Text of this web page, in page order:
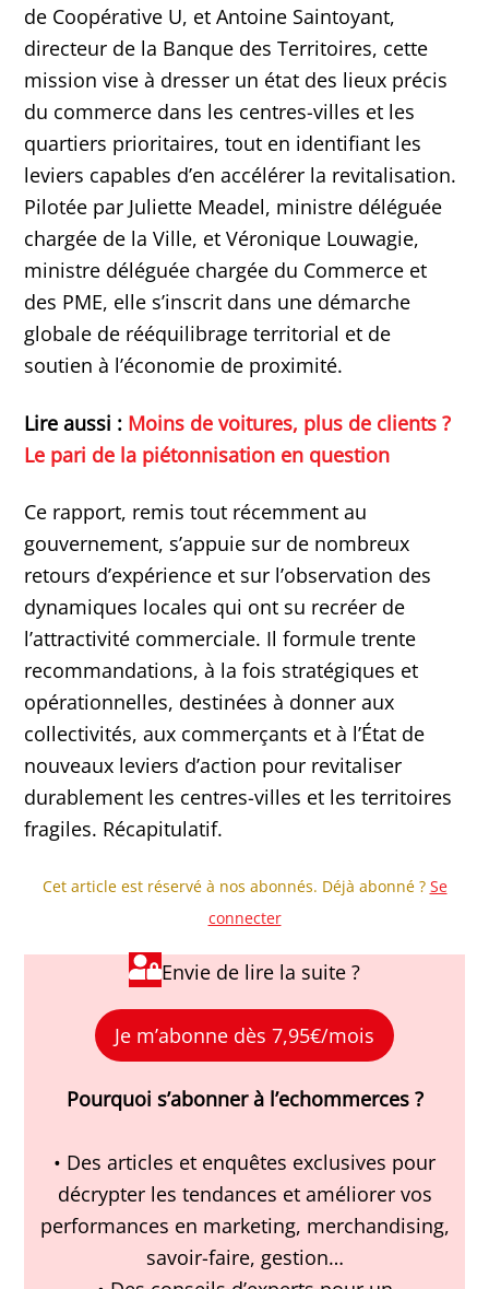
de Coopérative U, et Antoine Saintoyant,
directeur de la Banque des Territoires, cette
mission vise à dresser un état des lieux précis
du commerce dans les centres-villes et les
quartiers prioritaires, tout en identifiant les
leviers capables d’en accélérer la revitalisation.
Pilotée par Juliette Meadel, ministre déléguée
chargée de la Ville, et Véronique Louwagie,
ministre déléguée chargée du Commerce et
des PME, elle s’inscrit dans une démarche
globale de rééquilibrage territorial et de
soutien à l’économie de proximité.
Lire aussi : Moins de voitures, plus de clients ?
Le pari de la piétonnisation en question
Ce rapport, remis tout récemment au
gouvernement, s’appuie sur de nombreux
retours d’expérience et sur l’observation des
dynamiques locales qui ont su recréer de
l’attractivité commerciale. Il formule trente
recommandations, à la fois stratégiques et
opérationnelles, destinées à donner aux
collectivités, aux commerçants et à l’État de
nouveaux leviers d’action pour revitaliser
durablement les centres-villes et les territoires
fragiles. Récapitulatif.
Cet article est réservé à nos abonnés. Déjà abonné ? Se
connecter
Envie de lire la suite ?
Je m’abonne dès 7,95€/mois
Pourquoi s’abonner à l’echommerces ?
• Des articles et enquêtes exclusives pour
décrypter les tendances et améliorer vos
performances en marketing, merchandising,
savoir-faire, gestion…